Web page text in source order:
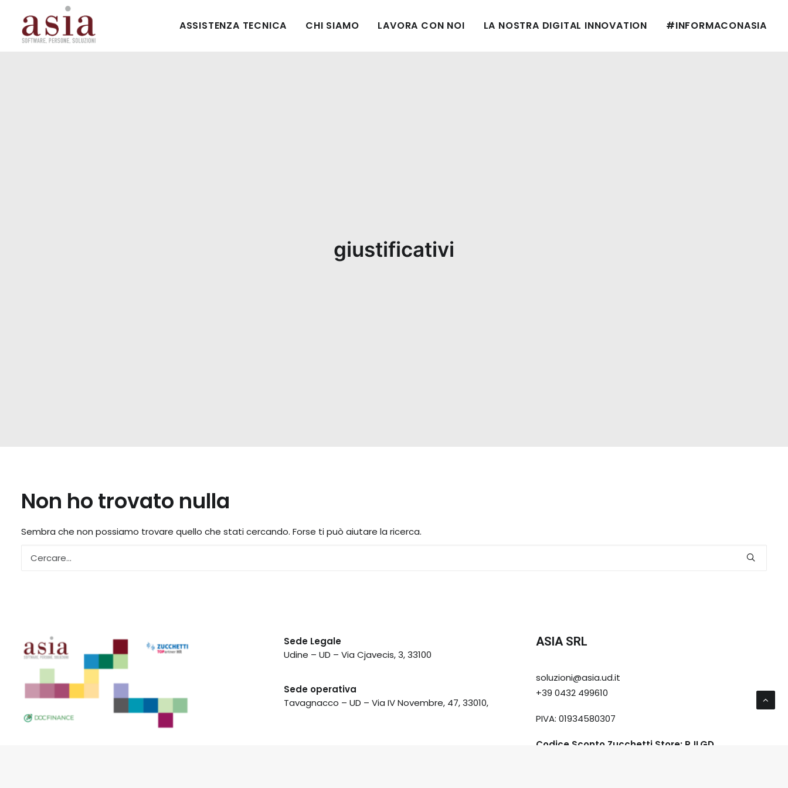
ASSISTENZA TECNICA CHI SIAMO LAVORA CON NOI LA NOSTRA DIGITAL INNOVATION #INFORMACONASIA
giustificativi
Non ho trovato nulla
Sembra che non possiamo trovare quello che stati cercando. Forse ti può aiutare la ricerca.
Sede Legale
Udine – UD – Via Cjavecis, 3, 33100
Sede operativa
Tavagnacco – UD – Via IV Novembre, 47, 33010,
ASIA SRL
soluzioni@asia.ud.it
+39 0432 499610
PIVA: 01934580307
Codice Sconto Zucchetti Store: RJLGD